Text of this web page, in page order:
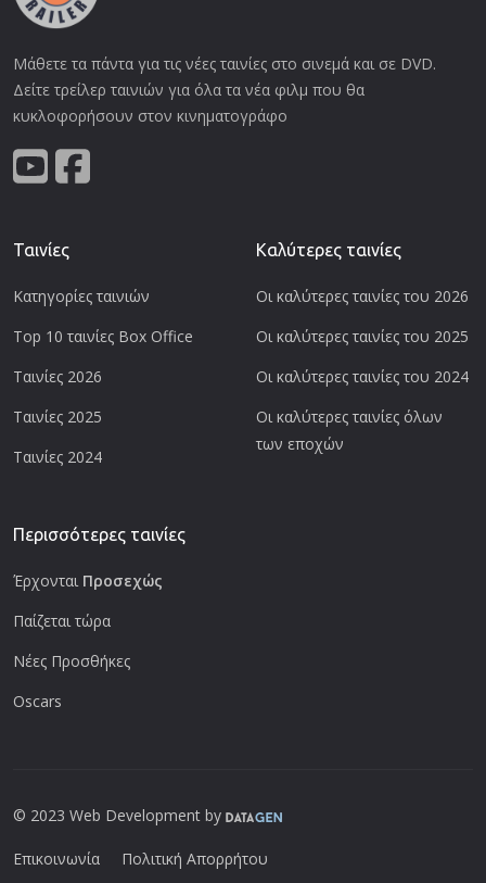
Μάθετε τα πάντα για τις νέες ταινίες στο σινεμά και σε DVD.
Δείτε τρείλερ ταινιών για όλα τα νέα φιλμ που θα
κυκλοφορήσουν στον κινηματογράφο
Ταινίες
Κατηγορίες ταινιών
Top 10 ταινίες Box Office
Ταινίες 2026
Ταινίες 2025
Ταινίες 2024
Καλύτερες ταινίες
Οι καλύτερες ταινίες του 2026
Οι καλύτερες ταινίες του 2025
Οι καλύτερες ταινίες του 2024
Οι καλύτερες ταινίες όλων
των εποχών
Περισσότερες ταινίες
Έρχονται Προσεχώς
Παίζεται τώρα
Νέες Προσθήκες
Oscars
© 2023 Web Development by
Επικοινωνία Πολιτική Απορρήτου